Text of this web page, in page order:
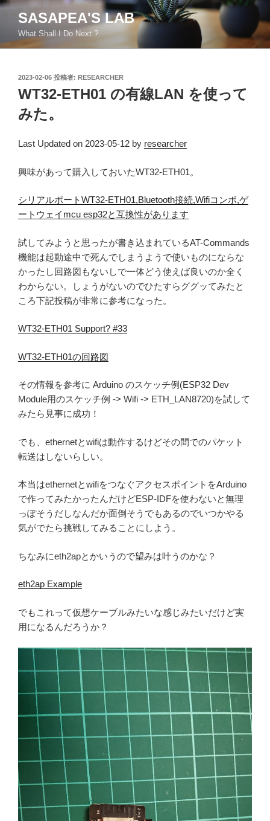
コ
ン
SASAPEA'S LAB
What Shall I Do Next ?
投
稿
日:
2023-02-06 投稿者: RESEARCHER
WT32-ETH01 の有線LAN を使って
みた。
Last Updated on 2023-05-12 by researcher
興味があって購入しておいたWT32-ETH01。
シリアルポートWT32-ETH01,Bluetooth接続,Wifiコンボ,ゲ
ートウェイmcu esp32と互換性があります
試してみようと思ったが書き込まれているAT-Commands
機能は起動途中で死んでしまうようで使いものにならな
かったし回路図もないしで一体どう使えば良いのか全く
わからない。しょうがないのでひたすらググッてみたと
ころ下記投稿が非常に参考になった。
WT32-ETH01 Support? #33
WT32-ETH01の回路図
その情報を参考に Arduino のスケッチ例(ESP32 Dev
Module用のスケッチ例 -> Wifi -> ETH_LAN8720)を試して
みたら見事に成功！
でも、ethernetとwifiは動作するけどその間でのパケット
転送はしないらしい。
本当はethernetとwifiをつなぐアクセスポイントをArduino
で作ってみたかったんだけどESP-IDFを使わないと無理
っぽそうだしなんだか面倒そうでもあるのでいつかやる
気がでたら挑戦してみることにしよう。
ちなみにeth2apとかいうので望みは叶うのかな？
eth2ap Example
でもこれって仮想ケーブルみたいな感じみたいだけど実
用になるんだろうか？